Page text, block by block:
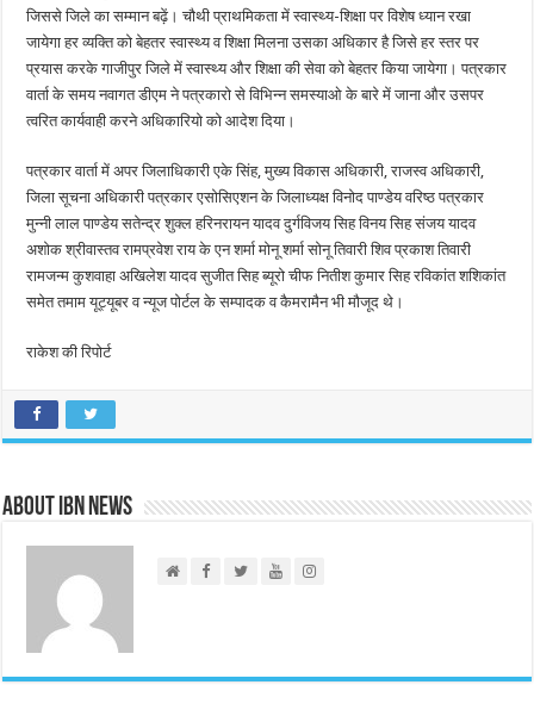
जिससे जिले का सम्‍मान बढ़ें। चौथी प्राथमिकता में स्‍वास्‍थ्‍य-शिक्षा पर विशेष ध्‍यान रखा
जायेगा हर व्‍यक्ति को बेहतर स्‍वास्‍थ्‍य व शिक्षा मिलना उसका अधिकार है जिसे हर स्‍तर पर
प्रयास करके गाजीपुर जिले में स्‍वास्‍थ्‍य और शिक्षा की सेवा को बेहतर किया जायेगा। पत्रकार
वार्ता के समय नवागत डीएम ने पत्रकारो से विभिन्‍न समस्‍याओ के बारे में जाना और उसपर
त्‍वरित कार्यवाही करने अधिकारियो को आदेश दिया।
पत्रकार वार्ता में अपर जिलाधिकारी एके सिंह, मुख्‍य विकास अधिकारी, राजस्‍व अधिकारी,
जिला सूचना अधिकारी पत्रकार एसोसिएशन के जिलाध्यक्ष विनोद पाण्डेय वरिष्ठ पत्रकार
मुन्नी लाल पाण्डेय सतेन्द्र शुक्ल हरिनरायन यादव दुर्गविजय सिह विनय सिह संजय यादव
अशोक श्रीवास्तव रामप्रवेश राय के एन शर्मा मोनू शर्मा सोनू तिवारी शिव प्रकाश तिवारी
रामजन्म कुशवाहा अखिलेश यादव सुजीत सिह ब्यूरो चीफ नितीश कुमार सिह रविकांत शशिकांत
समेत तमाम यूट्यूबर व न्यूज पोर्टल के सम्पादक व कैमरामैन भी मौजूद थे।
राकेश की रिपोर्ट
About IBN NEWS